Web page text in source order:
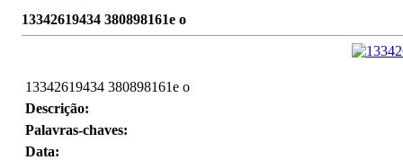
13342619434 380898161e o
13342619434 380898161e o
Descrição:
Palavras-chaves:
Data: